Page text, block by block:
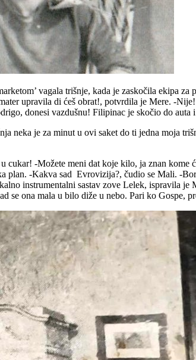
vagala trišnje, kada je zaskočila ekipa
upravila di ćeš obrat!, potvrdila je Mere. -
donesi vazdušnu! Filipinac je skočio do
neka je za minut u ovi saket do ti jedna moja
cukar! -Možete meni dat koje kilo, ja znan
plan. -Kakva sad Evrovizija?, čudio se Mali. -
instrumentalni sastav zove Lelek, ispravila
se ona mala u bilo diže u nebo. Pari ko Gospe,